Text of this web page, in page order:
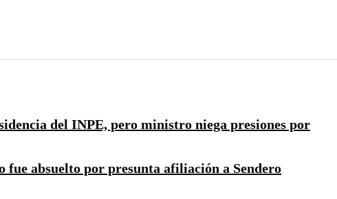
del INPE, pero ministro niega presiones por
absuelto por presunta afiliación a Sendero